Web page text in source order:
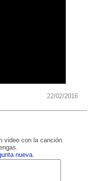
22/02/2016
video con la canción.
nueva.